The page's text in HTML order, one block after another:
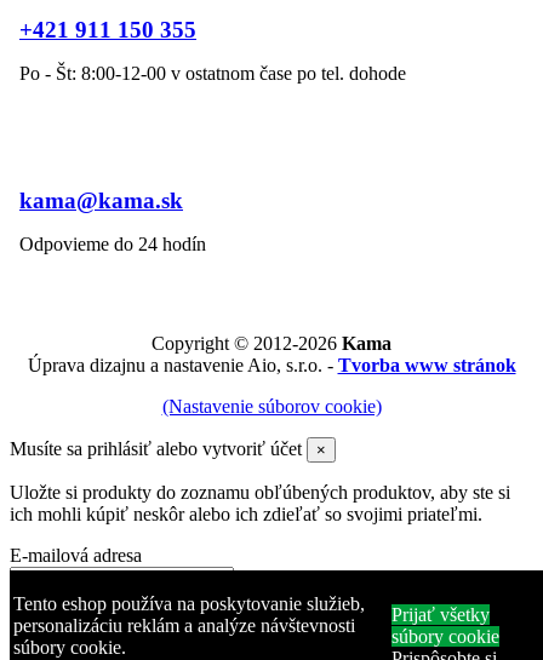
Tento eshop používa na poskytovanie služieb,
personalizáciu reklám a analýze návštevnosti
súbory cookie.
Prijať všetky
súbory cookie
+421 911 150 355
Po - Št: 8:00-12-00 v ostatnom čase po tel. dohode
kama@kama.sk
Odpovieme do 24 hodín
Copyright © 2012-2026 Kama
Úprava dizajnu a nastavenie Aio, s.r.o. - Tvorba www stránok
(Nastavenie súborov cookie)
Musíte sa prihlásiť alebo vytvoriť účet ×
Uložte si produkty do zoznamu obľúbených produktov, aby ste si
ich mohli kúpiť neskôr alebo ich zdieľať so svojimi priateľmi.
E-mailová adresa
Heslo
Zabudli ste heslo?